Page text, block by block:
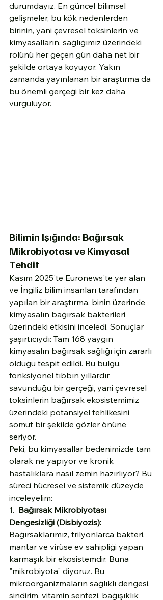
durumdayız. En güncel bilimsel
gelişmeler, bu kök nedenlerden
birinin, yani çevresel toksinlerin ve
kimyasalların, sağlığımız üzerindeki
rolünü her geçen gün daha net bir
şekilde ortaya koyuyor. Yakın
zamanda yayınlanan bir araştırma da
bu önemli gerçeği bir kez daha
vurguluyor.
Bilimin Işığında: Bağırsak
Mikrobiyotası ve Kimyasal
Tehdit
Kasım 2025'te Euronews'te yer alan
ve İngiliz bilim insanları tarafından
yapılan bir araştırma, binin üzerinde
kimyasalın bağırsak bakterileri
üzerindeki etkisini inceledi. Sonuçlar
şaşırtıcıydı: Tam 168 yaygın
kimyasalın bağırsak sağlığı için zararlı
olduğu tespit edildi. Bu bulgu,
fonksiyonel tıbbın yıllardır
savunduğu bir gerçeği, yani çevresel
toksinlerin bağırsak ekosistemimiz
üzerindeki potansiyel tehlikesini
somut bir şekilde gözler önüne
seriyor.
Peki, bu kimyasallar bedenimizde tam
olarak ne yapıyor ve kronik
hastalıklara nasıl zemin hazırlıyor? Bu
süreci hücresel ve sistemik düzeyde
inceleyelim:
1. Bağırsak Mikrobiyotası
Dengesizliği (Disbiyozis):
Bağırsaklarımız, trilyonlarca bakteri,
mantar ve virüse ev sahipliği yapan
karmaşık bir ekosistemdir. Buna
"mikrobiyota" diyoruz. Bu
mikroorganizmaların sağlıklı dengesi,
sindirim, vitamin sentezi, bağışıklık